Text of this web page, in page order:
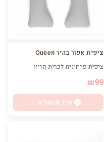
ציפית אפור בהיר Queen
ציפית פרחונית לכרית הריון
₪99
אזל מהמלאי